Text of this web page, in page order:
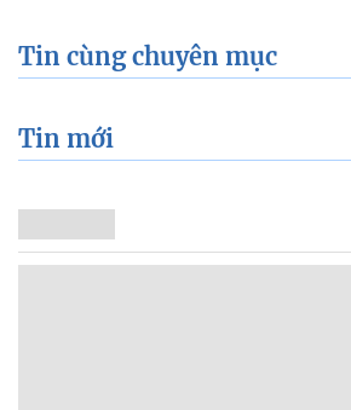
Tin cùng chuyên mục
Tin mới